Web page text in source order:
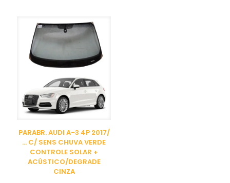
PARABR. AUDI A-3 4P 2017/
… C/ SENS CHUVA VERDE
CONTROLE SOLAR +
ACÚSTICO/DEGRADE
CINZA